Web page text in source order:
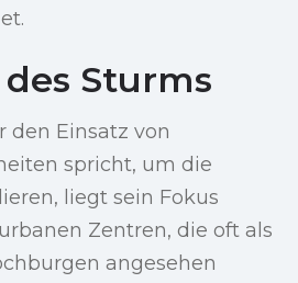
Sturms
den Einsatz von
spricht, um die
liegt sein Fokus
Zentren, die oft als
angesehen